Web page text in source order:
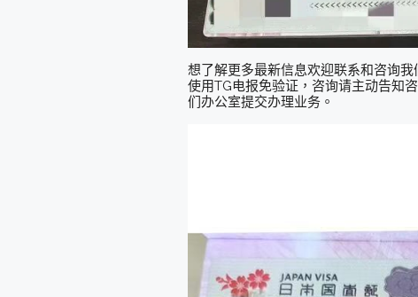
想了解更多最新信息欢迎联系和咨询
使用TG电报免验证，咨询请主动告知
们办公室提交办理业务。